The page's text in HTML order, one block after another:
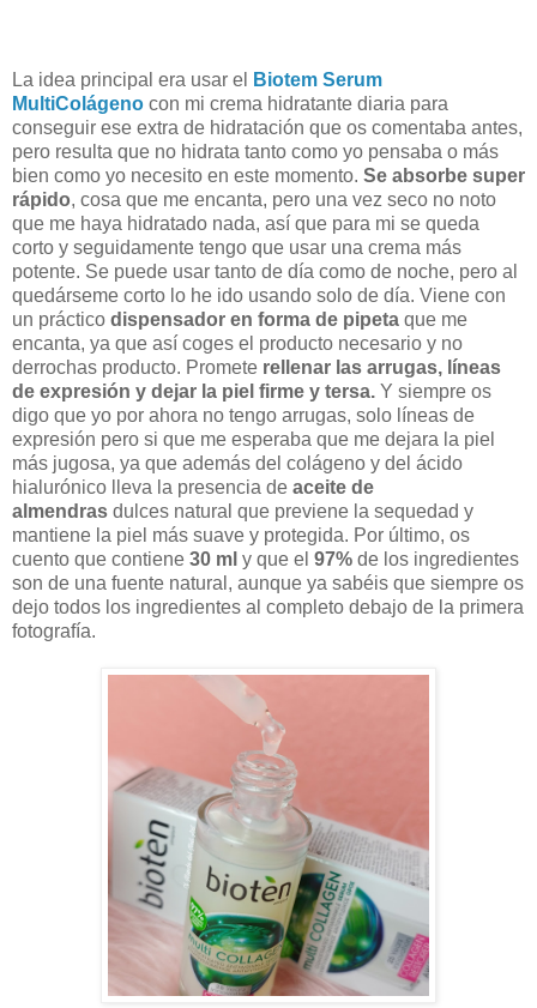
La idea principal era usar el Biotem Serum
MultiColágeno con mi crema hidratante diaria para
conseguir ese extra de hidratación que os comentaba antes,
pero resulta que no hidrata tanto como yo pensaba o más
bien como yo necesito en este momento. Se absorbe super
rápido, cosa que me encanta, pero una vez seco no noto
que me haya hidratado nada, así que para mi se queda
corto y seguidamente tengo que usar una crema más
potente. Se puede usar tanto de día como de noche, pero al
quedárseme corto lo he ido usando solo de día. Viene con
un práctico dispensador en forma de pipeta que me
encanta, ya que así coges el producto necesario y no
derrochas producto. Promete rellenar las arrugas, líneas
de expresión y dejar la piel firme y tersa. Y siempre os
digo que yo por ahora no tengo arrugas, solo líneas de
expresión pero si que me esperaba que me dejara la piel
más jugosa, ya que además del colágeno y del ácido
hialurónico lleva la presencia de aceite de
almendras dulces natural que previene la sequedad y
mantiene la piel más suave y protegida. Por último, os
cuento que contiene 30 ml y que el 97% de los ingredientes
son de una fuente natural, aunque ya sabéis que siempre os
dejo todos los ingredientes al completo debajo de la primera
fotografía.